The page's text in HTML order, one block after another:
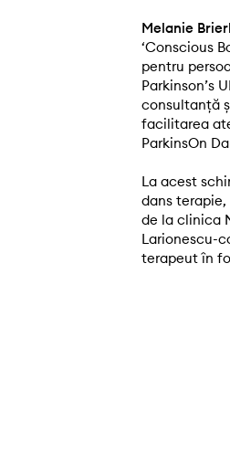
Melanie
‘Conscious
pentru
Parkinson’s
consultanță
facilitarea
ParkinsOn
La acest
dans
de la clinica
Larionescu-
terapeut în